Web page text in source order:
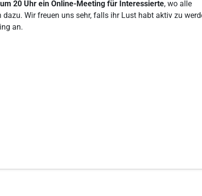
20 Uhr ein Online-Meeting für Interessierte, wo alle
Wir freuen uns sehr, falls ihr Lust habt aktiv zu
an.